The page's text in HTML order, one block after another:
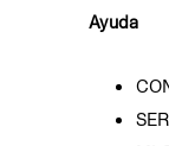
Ayuda